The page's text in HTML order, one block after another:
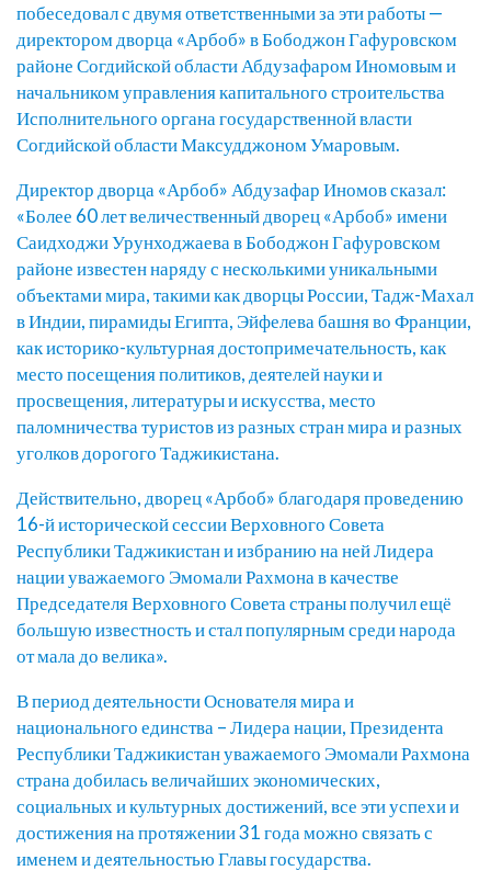
побеседовал с двумя ответственными за эти работы —
директором дворца «Арбоб» в Бободжон Гафуровском
районе Согдийской области Абдузафаром Иномовым и
начальником управления капитального строительства
Исполнительного органа государственной власти
Согдийской области Максудджоном Умаровым.
Директор дворца «Арбоб» Абдузафар Иномов сказал:
«Более 60 лет величественный дворец «Арбоб» имени
Саидходжи Урунходжаева в Бободжон Гафуровском
районе известен наряду с несколькими уникальными
объектами мира, такими как дворцы России, Тадж-Махал
в Индии, пирамиды Египта, Эйфелева башня во Франции,
как историко-культурная достопримечательность, как
место посещения политиков, деятелей науки и
просвещения, литературы и искусства, место
паломничества туристов из разных стран мира и разных
уголков дорогого Таджикистана.
Действительно, дворец «Арбоб» благодаря проведению
16-й исторической сессии Верховного Совета
Республики Таджикистан и избранию на ней Лидера
нации уважаемого Эмомали Рахмона в качестве
Председателя Верховного Совета страны получил ещё
большую известность и стал популярным среди народа
от мала до велика».
В период деятельности Основателя мира и
национального единства – Лидера нации, Президента
Республики Таджикистан уважаемого Эмомали Рахмона
страна добилась величайших экономических,
социальных и культурных достижений, все эти успехи и
достижения на протяжении 31 года можно связать с
именем и деятельностью Главы государства.